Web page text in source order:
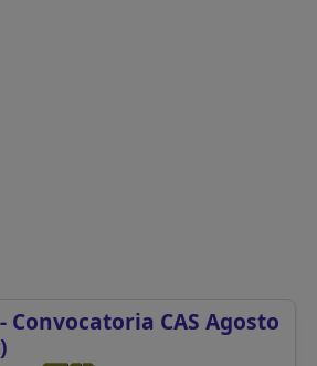
- Convocatoria CAS Agosto